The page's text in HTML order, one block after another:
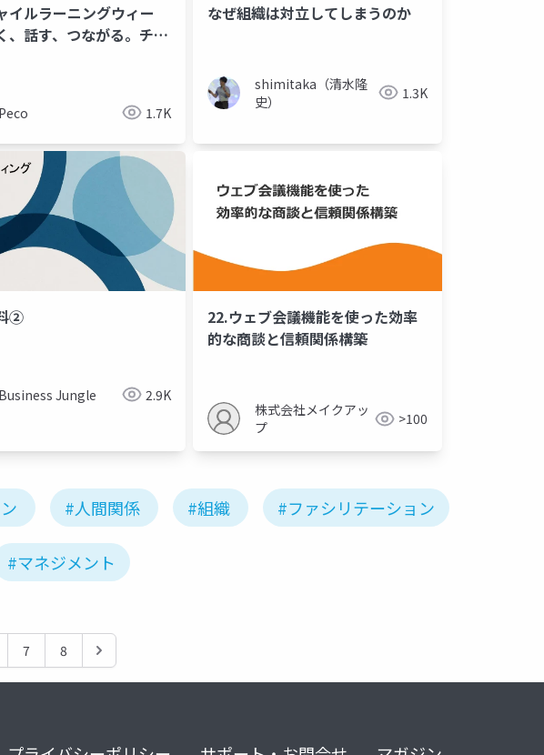
イルラーニングウィー
、話す、つながる。チー
Peco 1.7K
なぜ組織は対立してしまうのか
shimitaka（清水隆
史）
1.3K
②
Business Jungle 2.9K
22.ウェブ会議機能を使った効率
的な商談と信頼関係構築
株式会社メイクアッ
プ
>100
#人間関係 #組織 #ファシリテーション
#マネジメント
7 8